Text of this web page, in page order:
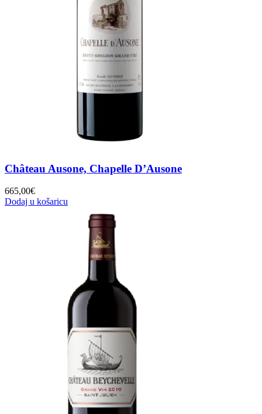
Château Ausone, Chapelle D’Ausone
665,00€
Dodaj u košaricu